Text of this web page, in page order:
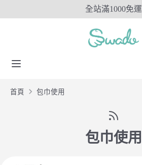
to
全站滿1000免運
SwadoTW
尋
首頁 包巾使用
包巾使用